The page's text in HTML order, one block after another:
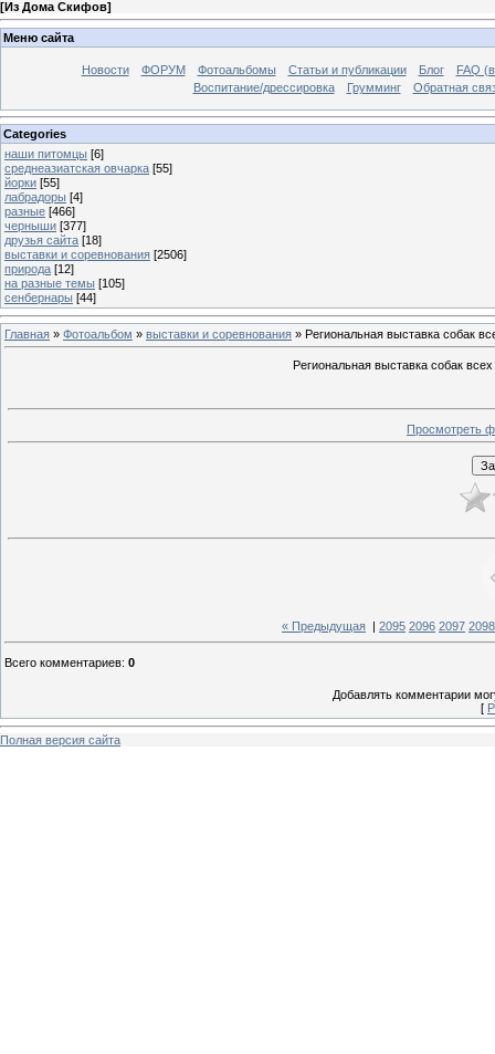
[Из Дома Скифов]
Меню сайта
Новости ФОРУМ Фотоальбомы Статьи и публикации Блог
FAQ
Воспитание/дрессировка
Грумминг Обратная
Categories
наши питомцы [6]
среднеазиатская овчарка [55]
йорки [55]
лабрадоры [4]
разные [466]
черныши [377]
друзья сайта [18]
выставки и соревнования [2506]
природа [12]
на разные темы [105]
сенбернары [44]
Главная » Фотоальбом » выставки и соревнования » Региональная выставка собак
Региональная выставка собак
Просмотреть
« Предыдущая | 2095 2096 2097 2098
Всего комментариев: 0
Добавлять комментарии
[
Полная версия сайта